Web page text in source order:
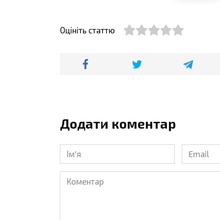
Оцініть статтю
Додати коментар
Ім'я
Email
Коментар